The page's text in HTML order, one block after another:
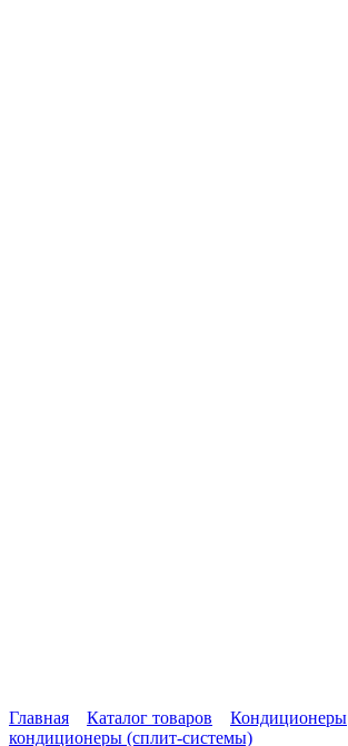
Главная Каталог товаров Кондиционеры
кондиционеры (сплит-системы)